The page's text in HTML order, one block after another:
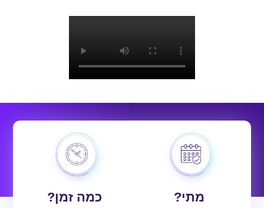
מתי? כמה זמן?